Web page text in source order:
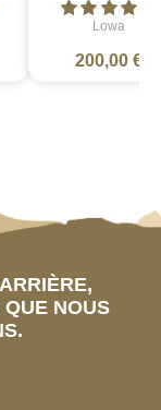
Lowa
200,00 €
NOUS